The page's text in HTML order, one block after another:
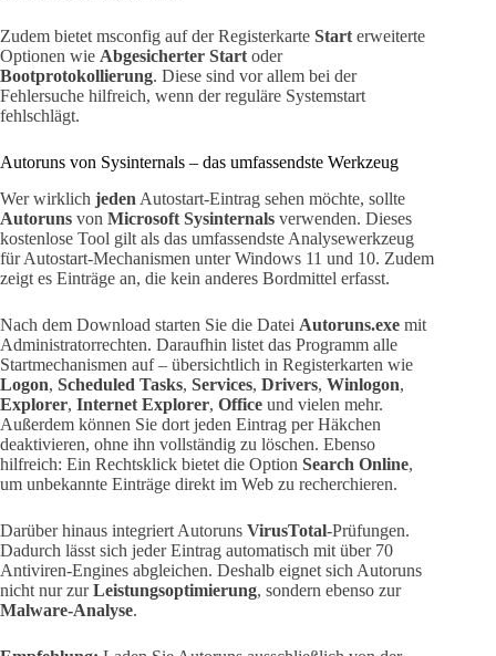
Zudem bietet msconfig auf der Registerkarte Start erweiterte
Optionen wie Abgesicherter Start oder
Bootprotokollierung. Diese sind vor allem bei der
Fehlersuche hilfreich, wenn der reguläre Systemstart
fehlschlägt.
Autoruns von Sysinternals – das umfassendste Werkzeug
Wer wirklich jeden Autostart-Eintrag sehen möchte, sollte
Autoruns von Microsoft Sysinternals verwenden. Dieses
kostenlose Tool gilt als das umfassendste Analysewerkzeug
für Autostart-Mechanismen unter Windows 11 und 10. Zudem
zeigt es Einträge an, die kein anderes Bordmittel erfasst.
Nach dem Download starten Sie die Datei Autoruns.exe mit
Administratorrechten. Daraufhin listet das Programm alle
Startmechanismen auf – übersichtlich in Registerkarten wie
Logon, Scheduled Tasks, Services, Drivers, Winlogon,
Explorer, Internet Explorer, Office und vielen mehr.
Außerdem können Sie dort jeden Eintrag per Häkchen
deaktivieren, ohne ihn vollständig zu löschen. Ebenso
hilfreich: Ein Rechtsklick bietet die Option Search Online,
um unbekannte Einträge direkt im Web zu recherchieren.
Darüber hinaus integriert Autoruns VirusTotal-Prüfungen.
Dadurch lässt sich jeder Eintrag automatisch mit über 70
Antiviren-Engines abgleichen. Deshalb eignet sich Autoruns
nicht nur zurLeistungsoptimierung, sondern ebenso zur
Malware-Analyse.